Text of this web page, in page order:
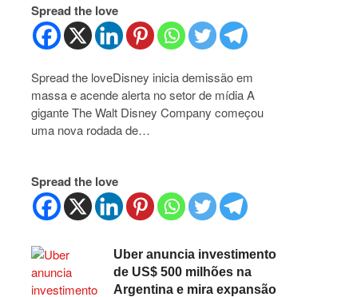
Spread the love
Spread the loveDisney inicia demissão em
massa e acende alerta no setor de mídia A
gigante The Walt Disney Company começou
uma nova rodada de…
Spread the love
Uber anuncia investimento
de US$ 500 milhões na
Argentina e mira expansão